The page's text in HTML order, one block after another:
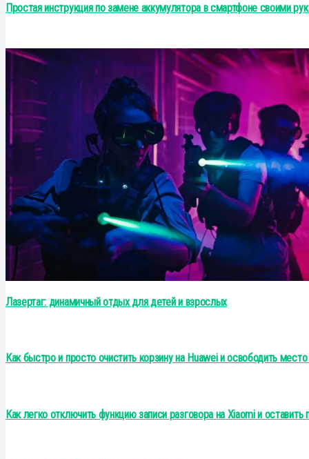
Простая инструкция по замене аккумулятора в смартфоне своими
Лазертаг: динамичный отдых для детей и взрослых
Как быстро и просто очистить корзину на Huawei и освободить
Как легко отключить функцию записи разговора на Xiaomi и оставить